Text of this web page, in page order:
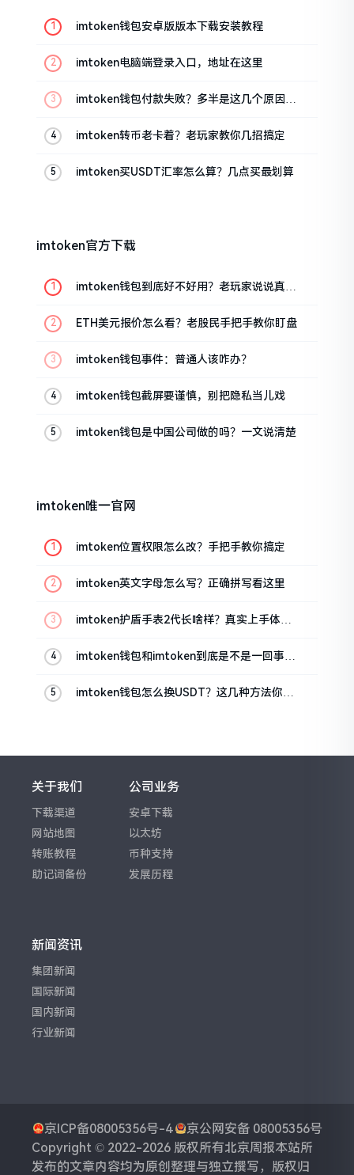
imtoken钱包安卓版版本下载安装教程
imtoken电脑端登录入口，地址在这里
imtoken钱包付款失败？多半是这几个原因闹
imtoken转币老卡着？老玩家教你几招搞定
imtoken买USDT汇率怎么算？几点买最划算
imtoken官方下载
imtoken钱包到底好不好用？老玩家说说真实
ETH美元报价怎么看？老股民手把手教你盯盘
imtoken钱包事件：普通人该咋办？
imtoken钱包截屏要谨慎，别把隐私当儿戏
imtoken钱包是中国公司做的吗？一文说清楚
imtoken唯一官网
imtoken位置权限怎么改？手把手教你搞定
imtoken英文字母怎么写？正确拼写看这里
imtoken护盾手表2代长啥样？真实上手体验
imtoken钱包和imtoken到底是不是一回事？
imtoken钱包怎么换USDT？这几种方法你得
关于我们
下载渠道
网站地图
转账教程
助记词备份
公司业务
安卓下载
以太坊
币种支持
发展历程
新闻资讯
集团新闻
国际新闻
国内新闻
行业新闻
京ICP备08005356号-4
京公网安备 08005356号
Copyright © 2022-2026 版权所有北京周报本站所
发布的文章内容均为原创整理与独立撰写，版权归